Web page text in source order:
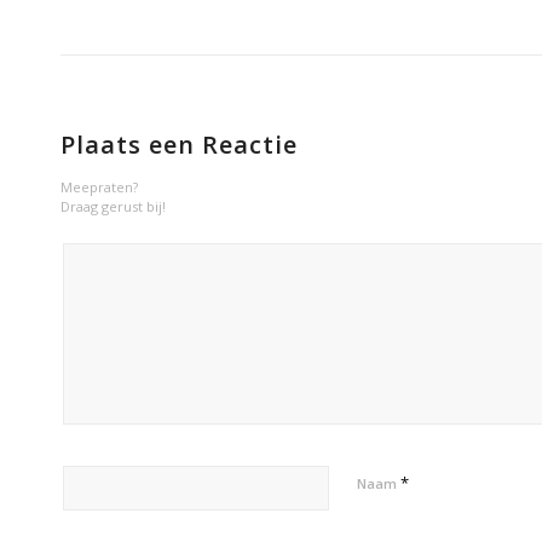
Plaats een Reactie
Meepraten?
Draag gerust bij!
Naam *